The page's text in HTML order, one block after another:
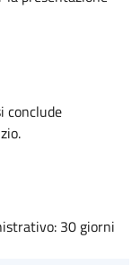
conclude
30 giorni